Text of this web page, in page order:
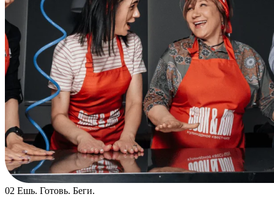
02 Ешь. Готовь. Беги.